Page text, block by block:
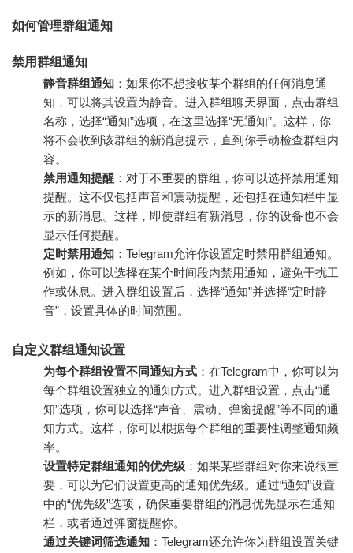
如何管理群组通知
禁用群组通知
静音群组通知 ：如果你不想接收某个群组的任何消息通
知，可以将其设置为静音。进入群组聊天界面，点击群组
名称，选择“通知”选项，在这里选择“无通知”。这样，你
将不会收到该群组的新消息提示，直到你手动检查群组内
容。
禁用通知提醒 ：对于不重要的群组，你可以选择禁用通知
提醒。这不仅包括声音和震动提醒，还包括在通知栏中显
示的新消息。这样，即使群组有新消息，你的设备也不会
显示任何提醒。
定时禁用通知 ：Telegram允许你设置定时禁用群组通知。
例如，你可以选择在某个时间段内禁用通知，避免干扰工
作或休息。进入群组设置后，选择“通知”并选择“定时静
音”，设置具体的时间范围。
自定义群组通知设置
为每个群组设置不同通知方式 ：在Telegram中，你可以为
每个群组设置独立的通知方式。进入群组设置，点击“通
知”选项，你可以选择“声音、震动、弹窗提醒”等不同的通
知方式。这样，你可以根据每个群组的重要性调整通知频
率。
设置特定群组通知的优先级 ：如果某些群组对你来说很重
要，可以为它们设置更高的通知优先级。通过“通知”设置
中的“优先级”选项，确保重要群组的消息优先显示在通知
栏，或者通过弹窗提醒你。
通过关键词筛选通知 ：Telegram还允许你为群组设置关键